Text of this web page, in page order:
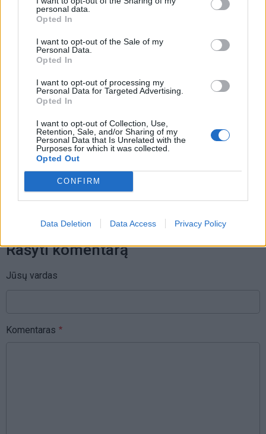
personal data.
Opted In
I want to opt-out of the Sale of my
Personal Data.
Opted In
I want to opt-out of processing my
Personal Data for Targeted Advertising.
Opted In
I want to opt-out of Collection, Use,
Retention, Sale, and/or Sharing of my
Personal Data that Is Unrelated with the
Purposes for which it was collected.
Opted Out
CONFIRM
Data Deletion Data Access Privacy Policy
„Fūristas“ į judrią sankryžą įlėkė „ant
rankinio“: vilkiko puspriekabės ratai
Raktažodžiai afganistanas
Komentarai
Rašyti komentarą
Jūsų vardas
Komentaras